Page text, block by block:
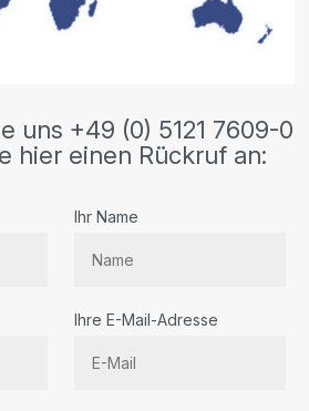
uns +49 (0) 5121 7609-0
hier einen Rückruf an:
Ihr Name
Ihre E-Mail-Adresse